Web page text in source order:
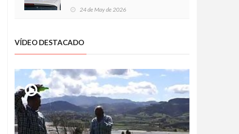
24 de May de 2026
VÍDEO DESTACADO